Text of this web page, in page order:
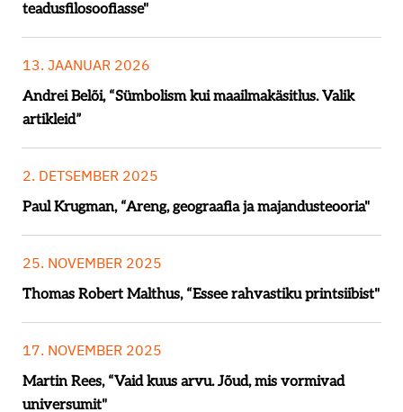
teadusfilosoofiasse"
13. JAANUAR 2026
Andrei Belõi, “Sümbolism kui maailmakäsitlus. Valik
artikleid”
2. DETSEMBER 2025
Paul Krugman, “Areng, geograafia ja majandusteooria"
25. NOVEMBER 2025
Thomas Robert Malthus, “Essee rahvastiku printsiibist"
17. NOVEMBER 2025
Martin Rees, “Vaid kuus arvu. Jõud, mis vormivad
universumit"